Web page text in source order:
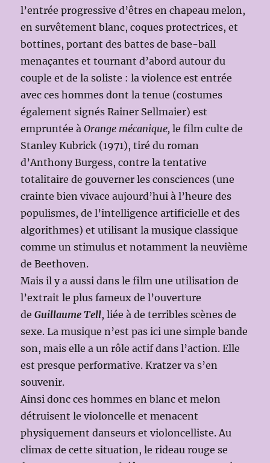
l’entrée progressive d’êtres en chapeau melon,
en survêtement blanc, coques protectrices, et
bottines, portant des battes de base-ball
menaçantes et tournant d’abord autour du
couple et de la soliste : la violence est entrée
avec ces hommes dont la tenue (costumes
également signés Rainer Sellmaier) est
empruntée àOrange mécanique,le film culte de
Stanley Kubrick (1971), tiré du roman
d’Anthony Burgess, contre la tentative
totalitaire de gouverner les consciences (une
crainte bien vivace aujourd’hui à l’heure des
populismes, de l’intelligence artificielle et des
algorithmes) et utilisant la musique classique
comme un stimulus et notamment la neuvième
de Beethoven.
Mais il y a aussi dans le film une utilisation de
l’extrait le plus fameux de l’ouverture
deGuillaume Tell, liée à de terribles scènes de
sexe. La musique n’est pas ici une simple bande
son, mais elle a un rôle actif dans l’action. Elle
est presque performative. Kratzer va s’en
souvenir.
Ainsi donc ces hommes en blanc et melon
détruisent le violoncelle et menacent
physiquement danseurs et violoncelliste. Au
climax de cette situation, le rideau rouge se